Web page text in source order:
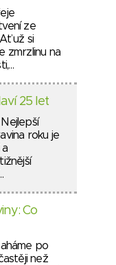
ze
už si
zmrzlinu na
25 let
roku je
a
Co
po
než